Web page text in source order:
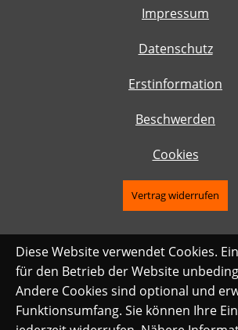
Impressum
Datenschutz
Erstinformation
Beschwerden
Cookies
Vertrag widerrufen
Diese Website verwendet Cookies.
für den Betrieb der Website
Andere Cookies sind optional und
Funktionsumfang. Sie können Ihre